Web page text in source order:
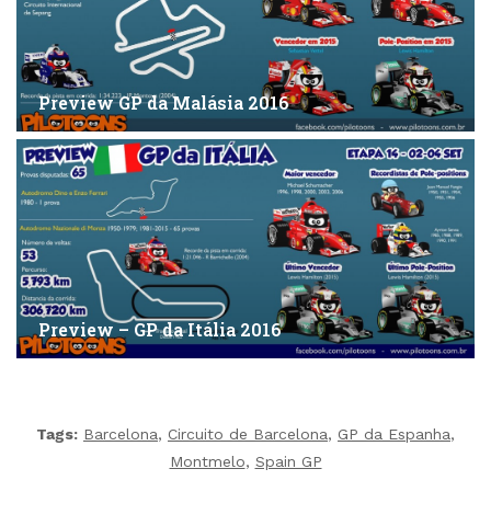
Preview GP da Malásia 2016
Preview – GP da Itália 2016
Tags: Barcelona, Circuito de Barcelona, GP da Espanha,
Montmelo, Spain GP